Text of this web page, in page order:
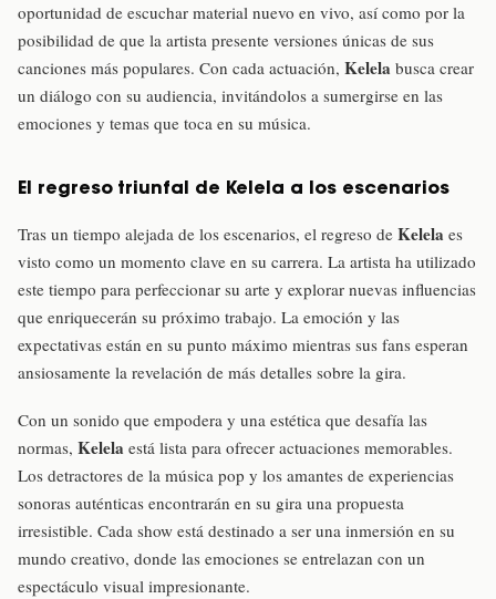
oportunidad de escuchar material nuevo en vivo, así como por la
posibilidad de que la artista presente versiones únicas de sus
canciones más populares. Con cada actuación, Kelela busca crear
un diálogo con su audiencia, invitándolos a sumergirse en las
emociones y temas que toca en su música.
El regreso triunfal de Kelela a los escenarios
Tras un tiempo alejada de los escenarios, el regreso de Kelela es
visto como un momento clave en su carrera. La artista ha utilizado
este tiempo para perfeccionar su arte y explorar nuevas influencias
que enriquecerán su próximo trabajo. La emoción y las
expectativas están en su punto máximo mientras sus fans esperan
ansiosamente la revelación de más detalles sobre la gira.
Con un sonido que empodera y una estética que desafía las
normas, Kelela está lista para ofrecer actuaciones memorables.
Los detractores de la música pop y los amantes de experiencias
sonoras auténticas encontrarán en su gira una propuesta
irresistible. Cada show está destinado a ser una inmersión en su
mundo creativo, donde las emociones se entrelazan con un
espectáculo visual impresionante.